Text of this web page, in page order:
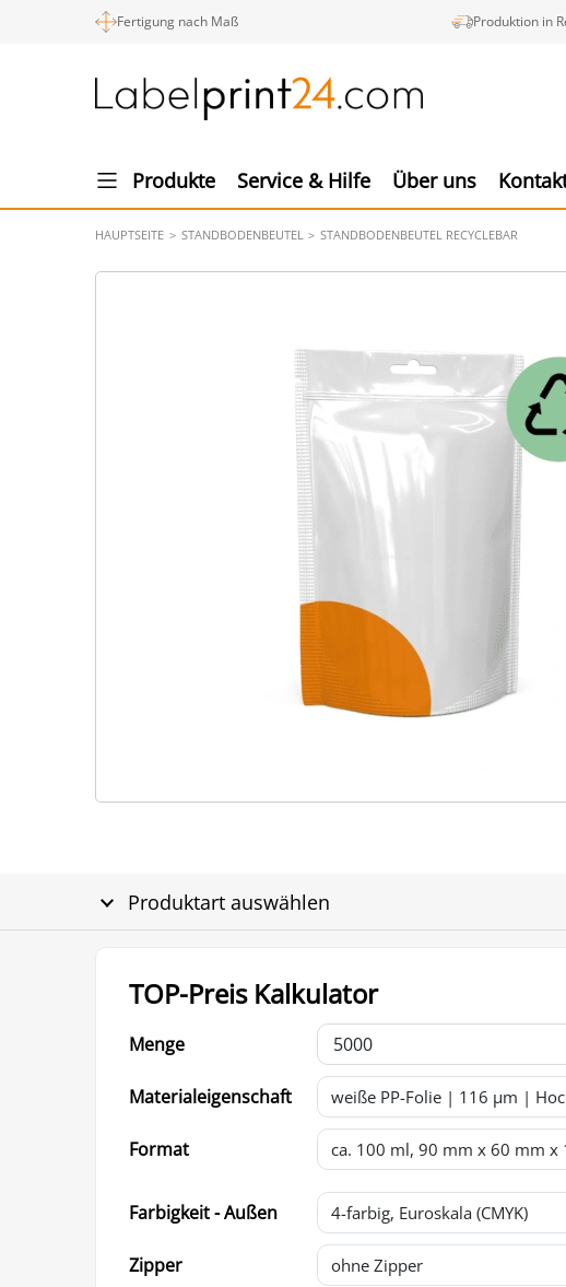
Fertigung nach Maß Produktion in
Produkte Service & Hilfe Über uns
HAUPTSEITE STANDBODENBEUTEL STANDBODENBEUTEL RECYCLEBAR
Produktart auswählen
TOP-Preis Kalkulator
Menge
Materialeigenschaft
Format
Farbigkeit - Außen
Zipper